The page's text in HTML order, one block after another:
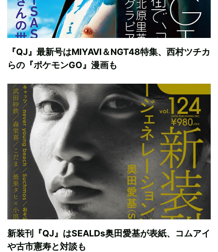
『QJ』最新号はMIYAVI＆NGT48特集、西村ツチカ
らの『ポケモンGO』漫画も
新装刊『QJ』はSEALDs奥田愛基が表紙、コムアイ
や古市憲寿と対談も